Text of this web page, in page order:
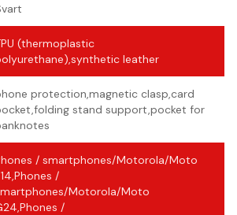
(thermoplastic
leather
protection,magnetic clasp,card
stand support,pocket for
/ smartphones/Motorola/Moto
/
Motorola/Moto
/